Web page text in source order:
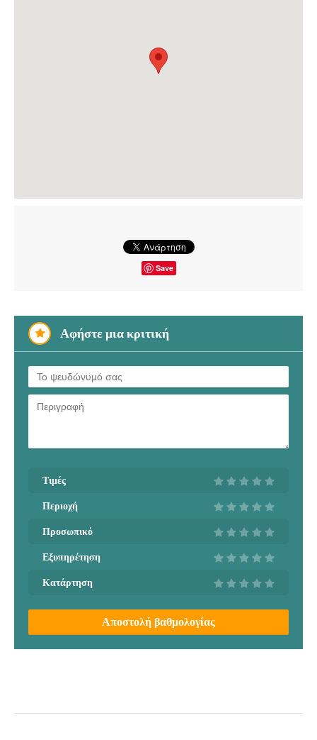
Save
Αφήστε μια κριτική
Τιμές
Περιοχή
Προσωπικό
Εξυπηρέτηση
Κατάρτηση
Αποστολή βαθμολογίας